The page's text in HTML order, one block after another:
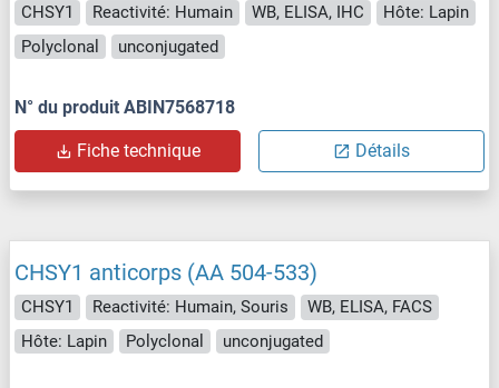
CHSY1 Reactivité: Humain WB, ELISA, IHC
Hôte: Lapin
Polyclonal
unconjugated
N° du produit ABIN7568718
Fiche technique Détails
CHSY1 anticorps (AA 504-533)
CHSY1 Reactivité: Humain, Souris
WB, ELISA, FACS
Hôte: Lapin
Polyclonal unconjugated